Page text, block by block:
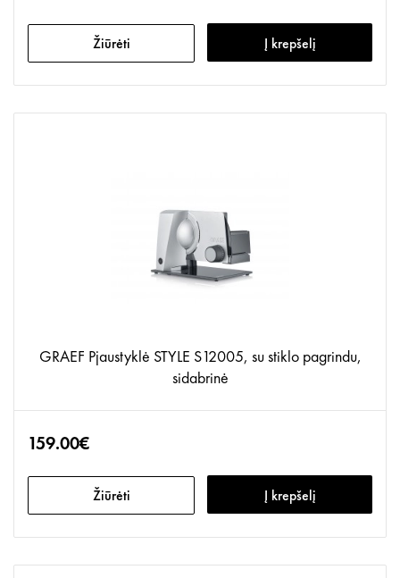
Žiūrėti Į krepšelį
GRAEF Pjaustyklė STYLE S12005, su stiklo pagrindu,
sidabrinė
159.00€
Žiūrėti Į krepšelį